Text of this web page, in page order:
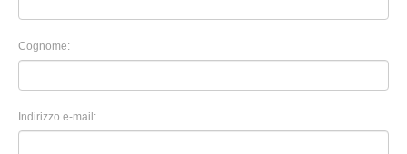
Cognome:
Indirizzo e-mail: